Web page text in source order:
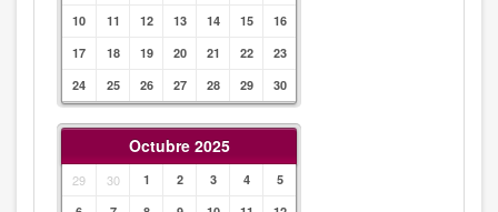
10
11 12 13 14 15
16
17
18 19 20 21 22
23
24
25 26 27 28 29 30
Octubre 2025
29 30 1 2 3 4
5